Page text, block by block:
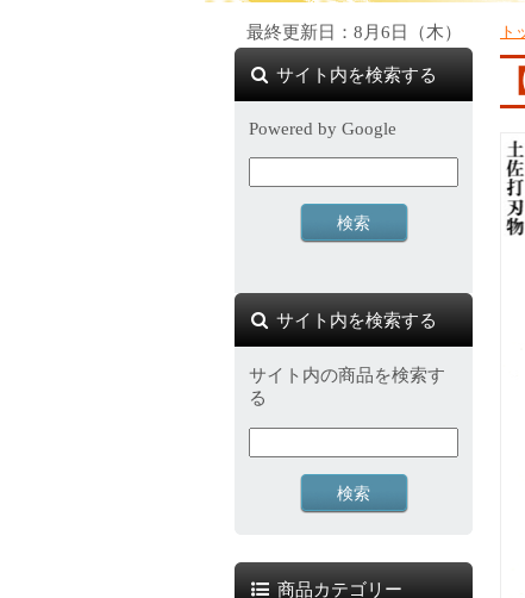
ト
最終更新日：8月6日（木）
サイト内を検索する
Powered by Google
サイト内を検索する
サイト内の商品を検索す
る
商品カテゴリー